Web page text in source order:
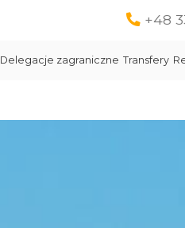
+48
Delegacje zagraniczne Transfery